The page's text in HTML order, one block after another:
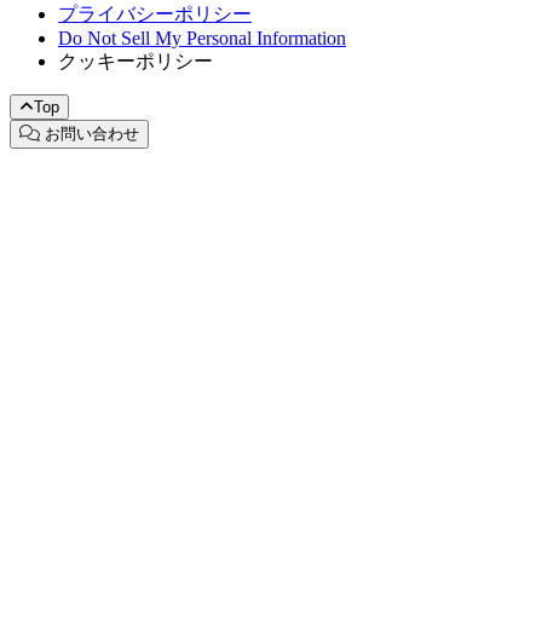
プライバシーポリシー
Do Not Sell My Personal Information
クッキーポリシー
Top
お問い合わせ